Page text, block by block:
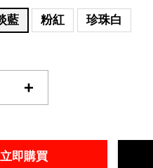
藍 粉紅 珍珠白
+
立即購買